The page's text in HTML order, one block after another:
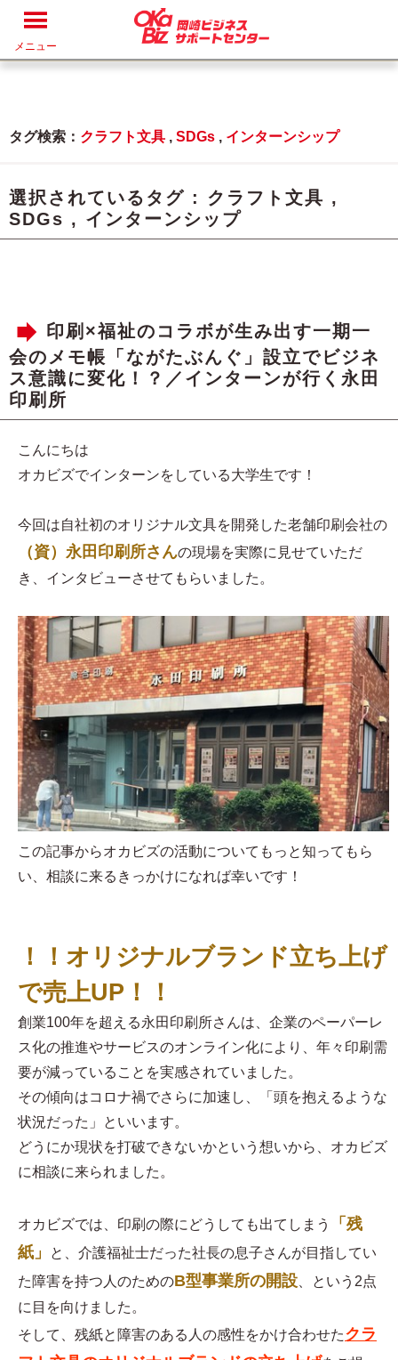
メニュー
タグ検索： クラフト文具 , SDGs , インターンシップ
選択されているタグ : クラフト文具 ,
SDGs , インターンシップ
印刷×福祉のコラボが生み出す一期一
会のメモ帳「ながたぶんぐ」設立でビジネ
ス意識に変化！？／インターンが行く永田
印刷所
こんにちは
オカビズでインターンをしている大学生です！
今回は自社初のオリジナル文具を開発した老舗印刷会社の
（資）永田印刷所さんの現場を実際に見せていただ
き、インタビューさせてもらいました。
この記事からオカビズの活動についてもっと知ってもら
い、相談に来るきっかけになれば幸いです！
！！オリジナルブランド立ち上げ
で売上UP！！
創業100年を超える永田印刷所さんは、企業のペーパーレ
ス化の推進やサービスのオンライン化により、年々印刷需
要が減っていることを実感されていました。
その傾向はコロナ禍でさらに加速し、「頭を抱えるような
状況だった」といいます。
どうにか現状を打破できないかという想いから、オカビズ
に相談に来られました。
オカビズでは、印刷の際にどうしても出てしまう
「残
紙」
と、介護福祉士だった社長の息子さんが目指してい
た障害を持つ人のためのB型事業所の開設、という2点
に目を向けました。
そして、残紙と障害のある人の感性をかけ合わせたクラ